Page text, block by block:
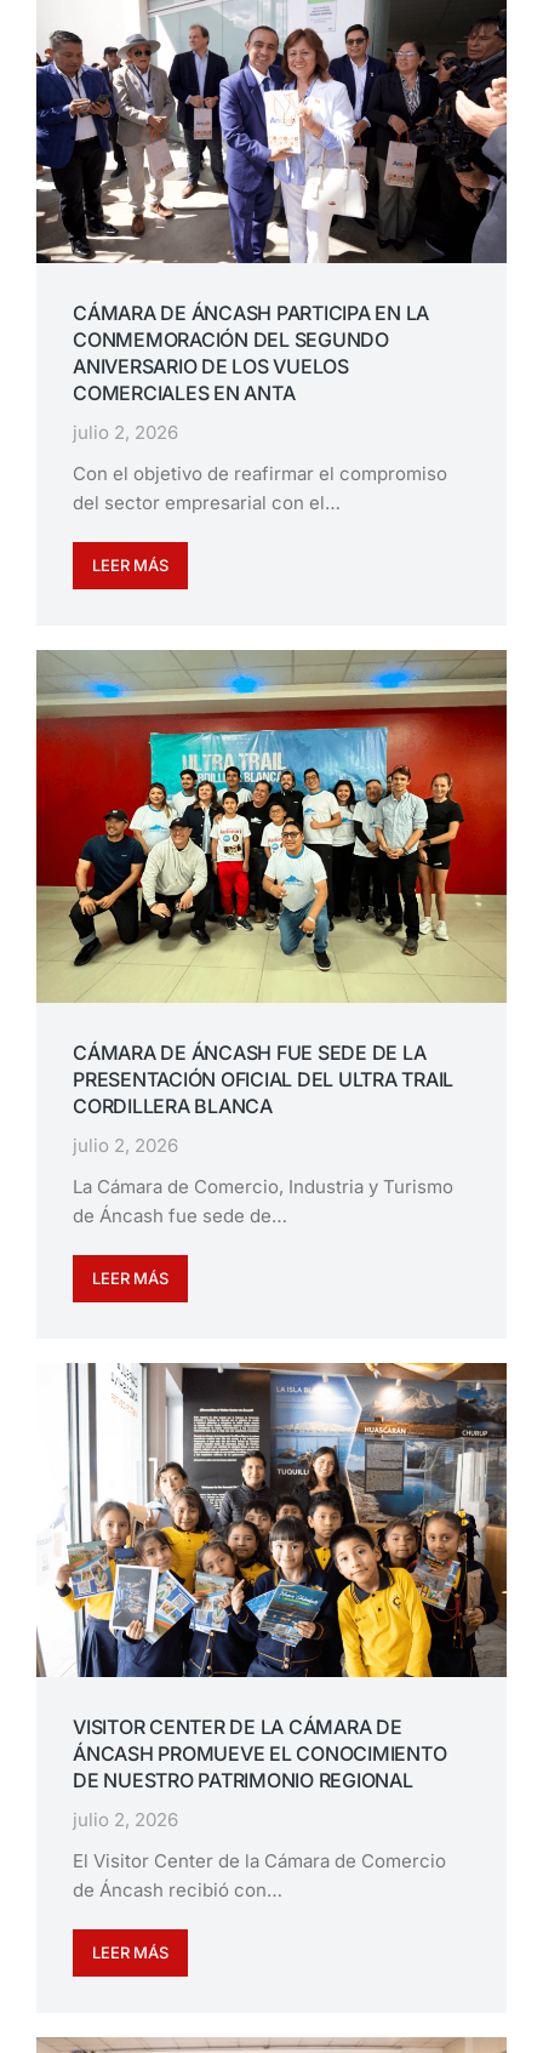
CÁMARA DE ÁNCASH PARTICIPA EN LA
CONMEMORACIÓN DEL SEGUNDO
ANIVERSARIO DE LOS VUELOS
COMERCIALES EN ANTA
julio 2, 2026
Con el objetivo de reafirmar el compromiso
del sector empresarial con el…
LEER MÁS
CÁMARA DE ÁNCASH FUE SEDE DE LA
PRESENTACIÓN OFICIAL DEL ULTRA TRAIL
CORDILLERA BLANCA
julio 2, 2026
La Cámara de Comercio, Industria y Turismo
de Áncash fue sede de…
LEER MÁS
VISITOR CENTER DE LA CÁMARA DE
ÁNCASH PROMUEVE EL CONOCIMIENTO
DE NUESTRO PATRIMONIO REGIONAL
julio 2, 2026
El Visitor Center de la Cámara de Comercio
de Áncash recibió con…
LEER MÁS